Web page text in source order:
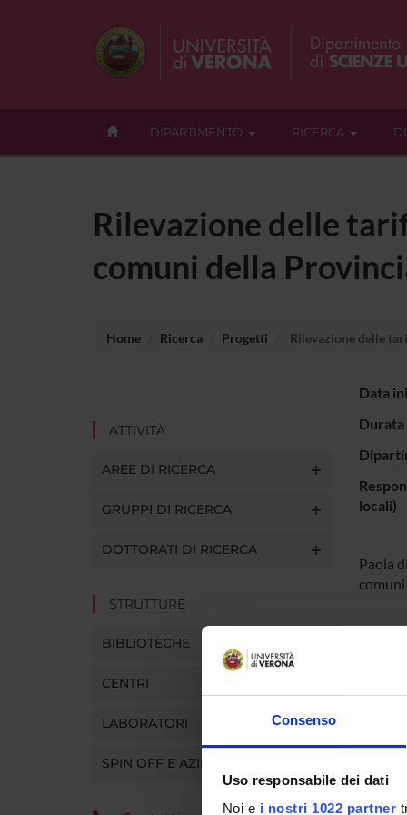
Consenso
Uso responsabile dei dati
Noi e i nostri 1022 partner
DIPARTIMENTO RICERCA
Rilevazione delle
comuni della
Home Ricerca Progetti Rilevazione delle
ATTIVITÀ
AREE DI RICERCA
GRUPPI DI RICERCA
DOTTORATI DI RICERCA
STRUTTURE
BIBLIOTECHE
CENTRI
LABORATORI
SPIN OFF E AZIENDE
Data
Durata
locali)
Paola